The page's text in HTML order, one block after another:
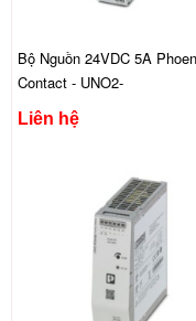
Bộ Nguồn 24VDC 5A
Contact - UNO2-
PS/1AC/24DC/120W
Liên hệ